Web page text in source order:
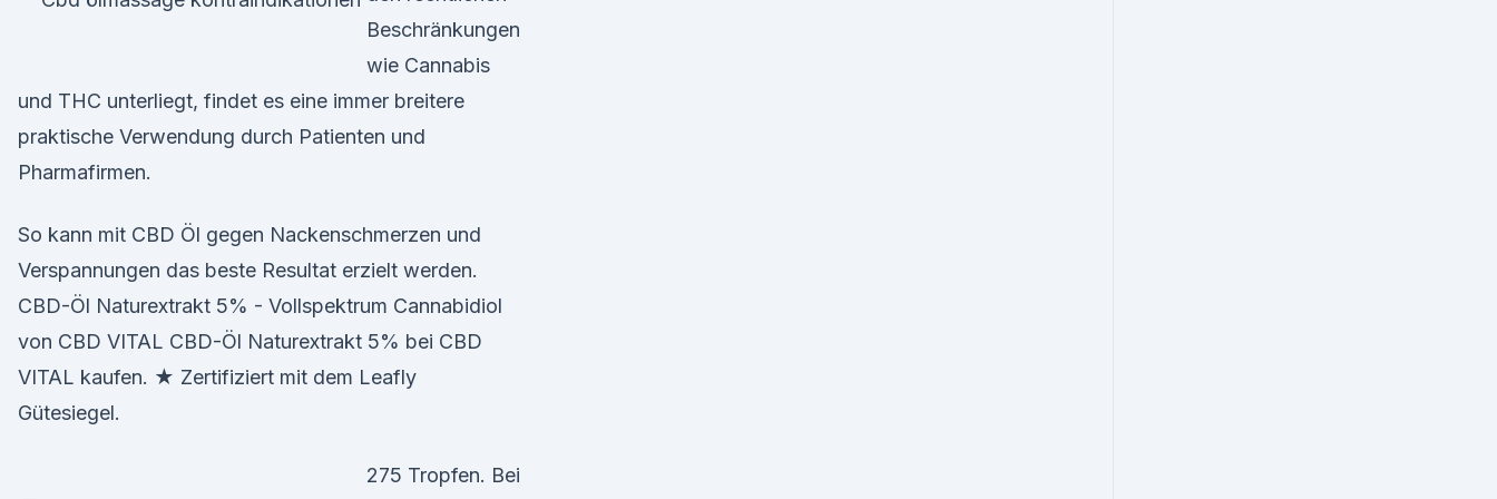
Beschränkungen
wie Cannabis
und THC unterliegt, findet es eine immer breitere
praktische Verwendung durch Patienten und
Pharmafirmen.
So kann mit CBD Öl gegen Nackenschmerzen und
Verspannungen das beste Resultat erzielt werden.
CBD-Öl Naturextrakt 5% - Vollspektrum Cannabidiol
von CBD VITAL CBD-Öl Naturextrakt 5% bei CBD
VITAL kaufen. ★ Zertifiziert mit dem Leafly
Gütesiegel.
275 Tropfen. Bei